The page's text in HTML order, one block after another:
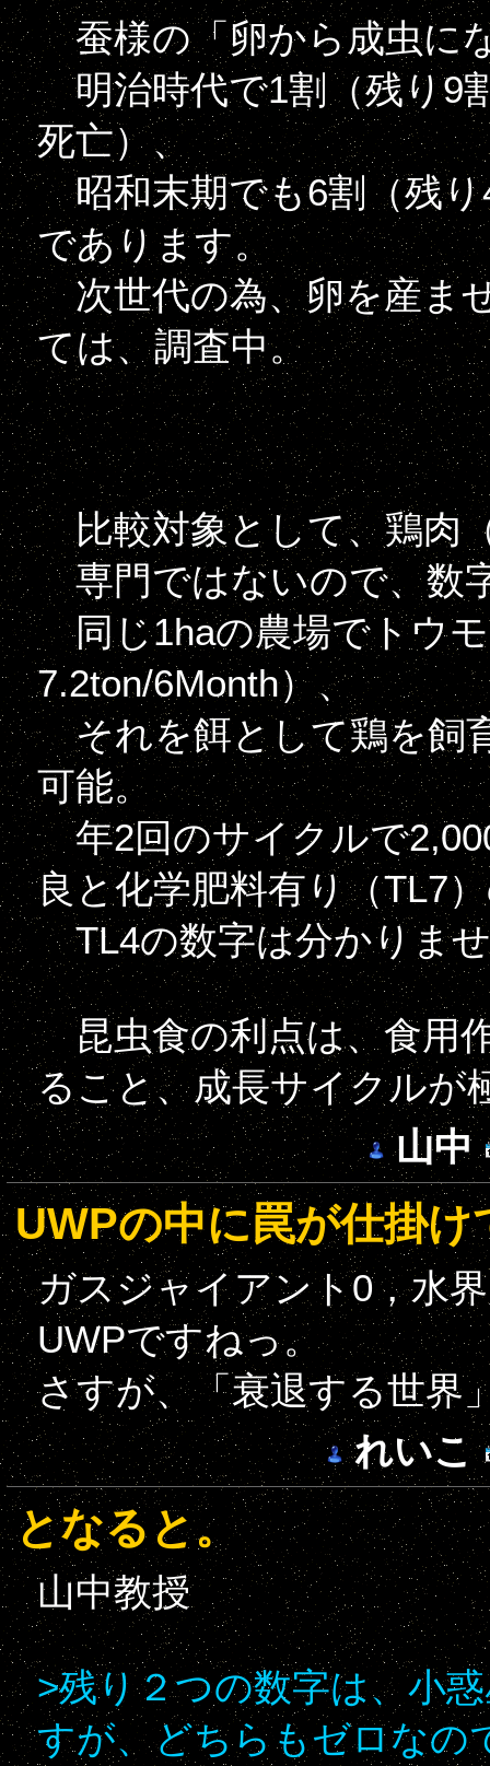
蚕様の「卵から成虫に
明治時代で1割（残り9
死亡）、
昭和末期でも6割（残り
であります。
次世代の為、卵を産ま
ては、調査中。
比較対象として、鶏肉
専門ではないので、数
同じ1haの農場でトウモ
7.2ton/6Month）、
それを餌として鶏を飼
可能。
年2回のサイクルで
良と化学肥料有り（TL7
TL4の数字は分かりま
昆虫食の利点は、食用
ること、成長サイクルが
山中
UWPの中に罠が仕掛け
ガスジャイアント0，水
UWPですねっ。
さすが、「衰退する世界
れいこ
となると。
山中教授
>残り２つの数字は、小
すが、どちらもゼロなの